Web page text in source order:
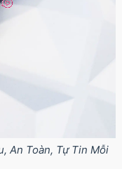
An Toàn, Tự Tin Mỗi